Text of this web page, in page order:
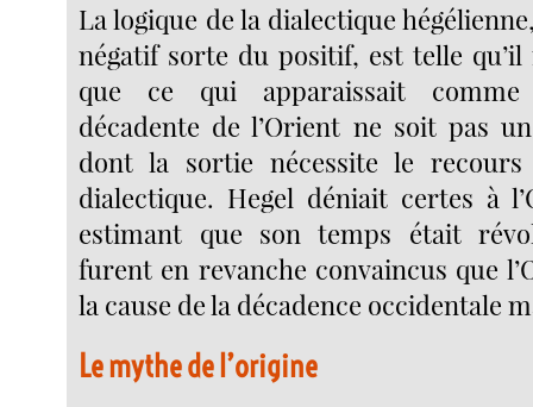
La logique de la dialectique
négatif sorte du positif, est telle qu’il
que ce qui apparaissait
décadente de l’Orient ne soit pas
dont la sortie nécessite le
dialectique. Hegel déniait certes à
estimant que son temps était
furent en revanche convaincus que
la cause de la décadence occidentale
Le mythe de l’origine